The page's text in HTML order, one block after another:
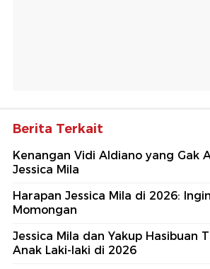
Berita Terkait
Kenangan Vidi Aldiano yang Gak
Jessica Mila
Harapan Jessica Mila di 2026:
Momongan
Jessica Mila dan Yakup Hasibuan
Anak Laki-laki di 2026